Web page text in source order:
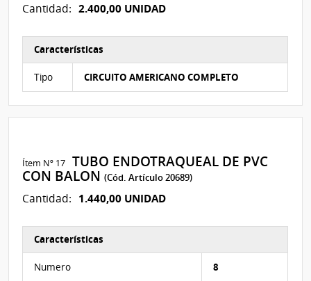
Cantidad: 2.400,00 UNIDAD
Características del Ítem Nº 183
Características
Tipo CIRCUITO AMERICANO COMPLETO
Ítem Nº 17 TUBO ENDOTRAQUEAL DE PVC
CON BALON(Cód. Artículo 20689)
Cantidad: 1.440,00 UNIDAD
Características
Numero 8